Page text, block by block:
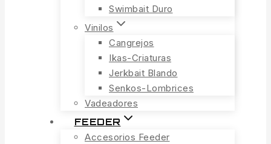
Swimbait Duro
Vinilos
Cangrejos
Ikas-Criaturas
Jerkbait Blando
Senkos-Lombrices
Vadeadores
FEEDER
Accesorios Feeder